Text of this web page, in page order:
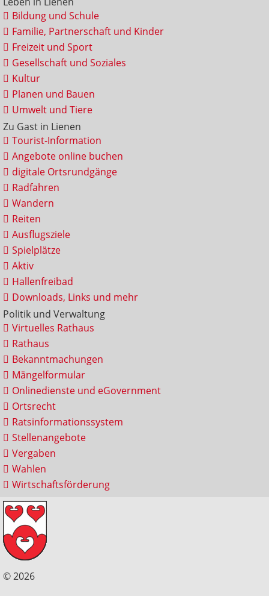
Bildung und Schule
Familie, Partnerschaft und Kinder
Freizeit und Sport
Gesellschaft und Soziales
Kultur
Planen und Bauen
Umwelt und Tiere
Zu Gast in Lienen
Tourist-Information
Angebote online buchen
digitale Ortsrundgänge
Radfahren
Wandern
Reiten
Ausflugsziele
Spielplätze
Aktiv
Hallenfreibad
Downloads, Links und mehr
Politik und Verwaltung
Virtuelles Rathaus
Rathaus
Bekanntmachungen
Mängelformular
Onlinedienste und eGovernment
Ortsrecht
Ratsinformationssystem
Stellenangebote
Vergaben
Wahlen
Wirtschaftsförderung
© 2026